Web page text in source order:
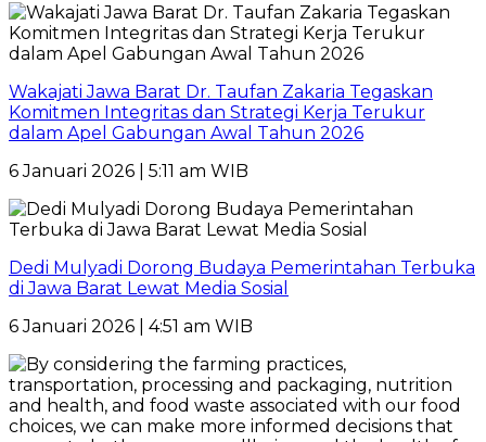
Wakajati Jawa Barat Dr. Taufan Zakaria Tegaskan
Komitmen Integritas dan Strategi Kerja Terukur
dalam Apel Gabungan Awal Tahun 2026
6 Januari 2026 | 5:11 am WIB
Dedi Mulyadi Dorong Budaya Pemerintahan Terbuka
di Jawa Barat Lewat Media Sosial
6 Januari 2026 | 4:51 am WIB